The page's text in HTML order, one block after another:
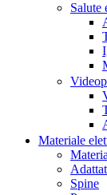
Salute
Materiale
Spine